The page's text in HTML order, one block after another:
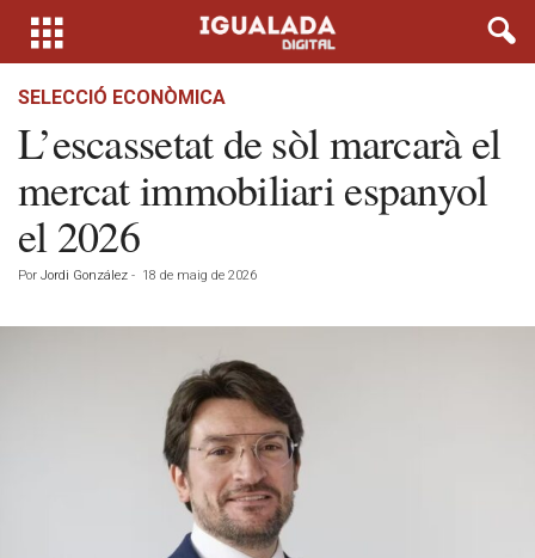
SELECCIÓ ECONÒMICA
L’escassetat de sòl marcarà el
mercat immobiliari espanyol
el 2026
Por Jordi González - 18 de maig de 2026